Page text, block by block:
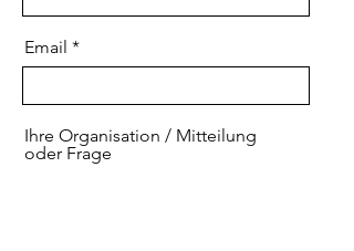
Email
Ihre Organisation / Mitteilung
oder Frage